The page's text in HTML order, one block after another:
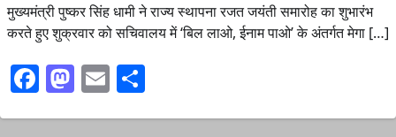
मुख्यमंत्री पुष्कर सिंह धामी ने राज्य स्थापना रजत जयंती समारोह का शुभारंभ
करते हुए शुक्रवार को सचिवालय में ‘बिल लाओ, ईनाम पाओ’ के अंतर्गत मेगा […]
Facebook
Mastodon
Email